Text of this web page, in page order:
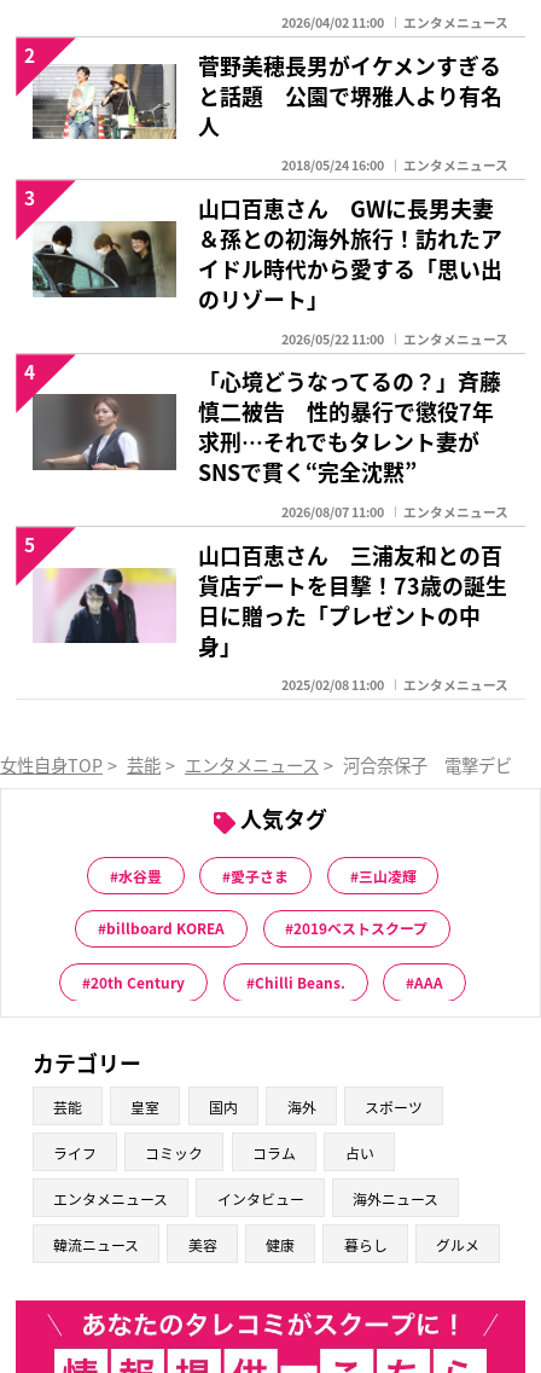
2026/04/02 11:00 エンタメニュース
菅野美穂長男がイケメンすぎる
と話題 公園で堺雅人より有名
人
2018/05/24 16:00 エンタメニュース
2
山口百恵さん GWに長男夫妻
＆孫との初海外旅行！訪れたア
イドル時代から愛する「思い出
のリゾート」
2026/05/22 11:00 エンタメニュース
3
「心境どうなってるの？」斉藤
慎二被告 性的暴行で懲役7年
求刑…それでもタレント妻が
SNSで貫く“完全沈黙”
2026/08/07 11:00 エンタメニュース
4
山口百恵さん 三浦友和との百
貨店デートを目撃！73歳の誕生
日に贈った「プレゼントの中
身」
2025/02/08 11:00 エンタメニュース
5
女性自身TOP > 芸能 > エンタメニュース > 河合奈保子 電撃デビュ
人気タグ
水谷豊 愛子さま 三山凌輝
billboard KOREA 2019ベストスクープ
20th Century Chilli Beans. AAA
カテゴリー
芸能 皇室 国内 海外 スポーツ
ライフ コミック コラム 占い
エンタメニュース インタビュー 海外ニュース
韓流ニュース 美容 健康 暮らし グルメ